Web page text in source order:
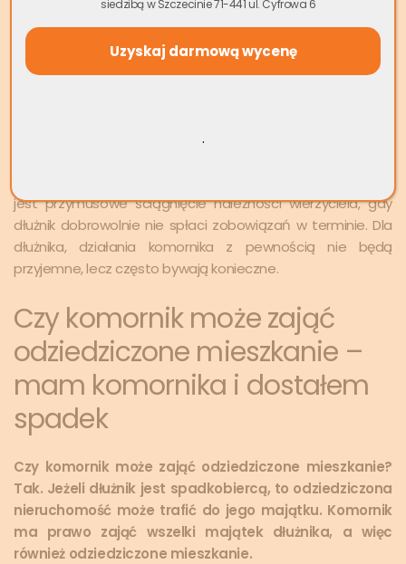
drzwi do nieruchomości, przeszukać pomieszczenia jak
również samego dłużnika (odzież, którą nosi dłużnik) gdy
istnieje podejrzenie, że dłużnik ukrywa w nich wartościowe
jest przymusowe ściągnięcie należności wierzyciela, gdy
dłużnik dobrowolnie nie spłaci zobowiązań w terminie. Dla
dłużnika, działania komornika z pewnością nie będą
przyjemne, lecz często bywają konieczne.
Czy komornik może zająć
odziedziczone mieszkanie –
mam komornika i dostałem
spadek
Czy komornik może zająć odziedziczone mieszkanie?
Tak. Jeżeli dłużnik jest spadkobiercą, to odziedziczona
nieruchomość może trafić do jego majątku. Komornik
ma prawo zająć wszelki majątek dłużnika, a więc
również odziedziczone mieszkanie.
siedzibą w Szczecinie 71-441 ul. Cyfrowa 6
.